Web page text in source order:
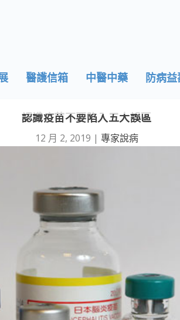
醫護信箱 中醫中藥 防病益
認識疫苗不要陷入五大誤區
12 月 2, 2019 | 專家說病